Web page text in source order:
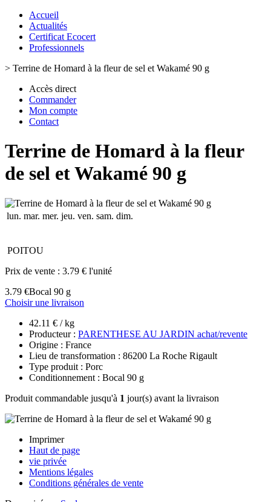
Accueil
Actualités
Certificat Ecocert
Professionnels
> Terrine de Homard à la fleur de sel et Wakamé 90 g
Accès direct
Commander
Mon compte
Contact
Terrine de Homard à la fleur
de sel et Wakamé 90 g
lun. mar. mer. jeu. ven. sam. dim.
POITOU
Prix de vente : 3.79 € l'unité
3.79 €Bocal 90 g
Choisir une livraison
42.11 € / kg
Producteur : PARENTHESE AU JARDIN achat/revente
Origine : France
Lieu de transformation : 86200 La Roche Rigault
Type produit : Porc
Conditionnement : Bocal 90 g
Produit commandable jusqu'à 1 jour(s) avant la livraison
Imprimer
Haut de page
vie privée
Mentions légales
Conditions générales de vente